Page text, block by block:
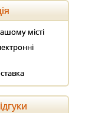
місті